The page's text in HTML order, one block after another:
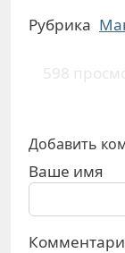
Рубрика
598
Добавить
Ваше имя